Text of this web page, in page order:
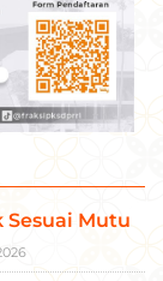
Sesuai Mutu